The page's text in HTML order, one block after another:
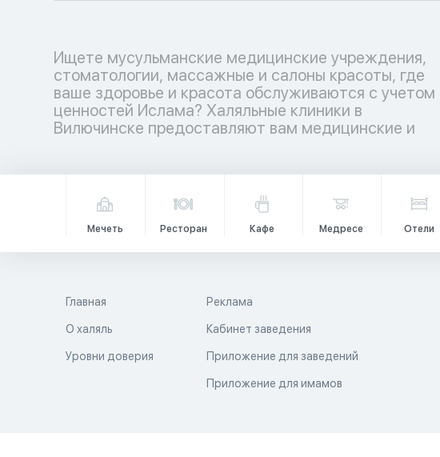
Ищете мусульманские медицинские учреждения,
стоматологии, массажные и салоны красоты, где
ваше здоровье и красота обслуживаются с учетом
ценностей Ислама? Халяльные клиники в
Вилючинске предоставляют вам медицинские и
косметологические услуги, соответствующие
вашим религиозным убеждениям. Позаботьтесь о
себе с уважением к вашим традициям. Перечень
медицинских учреждений ждет вас – ваше
Мечеть Ресторан Кафе Медресе Отели
Главная
О халяль
Уровни доверия
Реклама
Кабинет заведения
Приложение для заведений
Приложение для имамов